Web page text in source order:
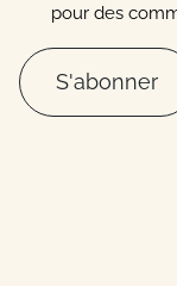
pour des
S'abonner